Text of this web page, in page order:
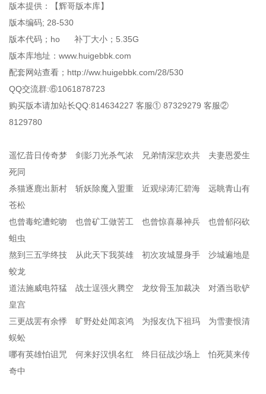
版本提供：【辉哥版本库】
版本编码; 28-530
版本代码；ho 补丁大小；5.35G
版本库地址：www.huigebbk.com
配套网站查看；http://ww.huigebbk.com/28/530
QQ交流群:⑥1061878723
购买版本请加站长QQ:814634227 客服① 87329279 客服②
8129780
遥忆昔日传奇梦 剑影刀光杀气浓 兄弟情深悲欢共 夫妻恩爱生
死同
杀猫逐鹿出新村 斩妖除魔入盟重 近观绿涛汇碧海 远眺青山有
苍松
也曾毒蛇遭蛇吻 也曾矿工做苦工 也曾惊喜暴神兵 也曾郁闷砍
蛆虫
熬到三五学终技 从此天下我英雄 初次攻城显身手 沙城遍地是
蛟龙
道法施威电符猛 战士逞强火腾空 龙纹骨玉加裁决 对酒当歌铲
皇宫
三更战罢有余悸 旷野处处闻哀鸿 为报友仇下祖玛 为雪妻恨清
蜈蚣
哪有英雄怕诅咒 何来好汉惧名红 终日征战沙场上 怕死莫来传
奇中